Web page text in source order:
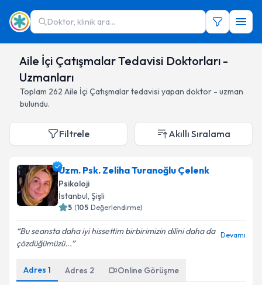
Doktor, klinik ara...
Aile İçi Çatışmalar Tedavisi Doktorları -
Uzmanları
Toplam 262 Aile İçi Çatışmalartedavisi yapan doktor - uzman
bulundu.
Filtrele Akıllı Sıralama
Uzm. Psk. Zeliha Turanoğlu Çelenk
Psikoloji
İstanbul, Şişli
5 (105 Değerlendirme)
Bu seansta daha iyi hissettim birbirimizin dilini daha da
çözdüğümüzü...
Devamı
Adres 1 Adres 2 Online Görüşme